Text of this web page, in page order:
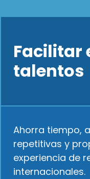
Facilitar
talentos
Ahorra tiempo,
repetitivas y
experiencia de
internacionales.